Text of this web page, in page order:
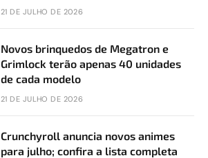
21 DE JULHO DE 2026
Novos brinquedos de Megatron e
Grimlock terão apenas 40 unidades
de cada modelo
21 DE JULHO DE 2026
Crunchyroll anuncia novos animes
para julho; confira a lista completa